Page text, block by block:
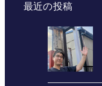
最近の投稿